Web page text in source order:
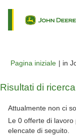
Pagina iniziale | in
Risultati di
Attualmente non ci
Le 0 offerte di
elencate di seguito.